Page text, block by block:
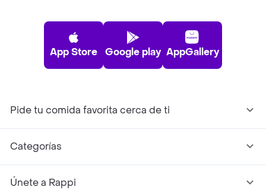
App Store Google play AppGallery
Pide tu comida favorita cerca de ti
Categorías
Únete a Rappi